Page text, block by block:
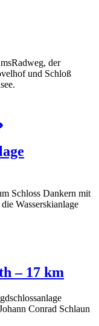
der
und Schloß
Schloss Dankern mit
Wasserskianlage
– 17 km
Conrad Schlaun